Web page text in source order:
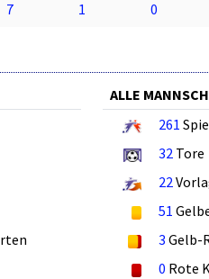
7 1 0
ALLE
261
32 Tore
22
51
3 Gelb-
0 Rote